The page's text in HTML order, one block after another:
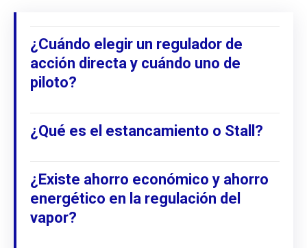
¿Cuándo elegir un regulador de
acción directa y cuándo uno de
piloto?
¿Qué es el estancamiento o Stall?
¿Existe ahorro económico y ahorro
energético en la regulación del
vapor?